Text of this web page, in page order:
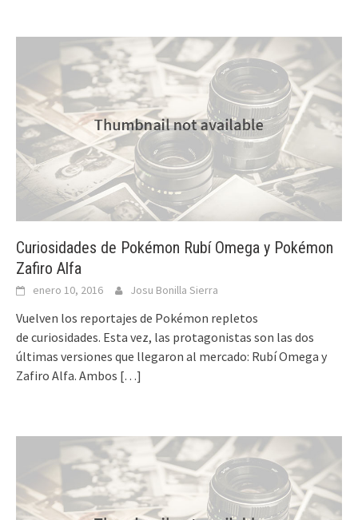
Curiosidades de Pokémon Rubí Omega y Pokémon
Zafiro Alfa
enero 10, 2016 Josu Bonilla Sierra
Vuelven los reportajes de Pokémon repletos
de curiosidades. Esta vez, las protagonistas son las dos
últimas versiones que llegaron al mercado: Rubí Omega y
Zafiro Alfa. Ambos […]